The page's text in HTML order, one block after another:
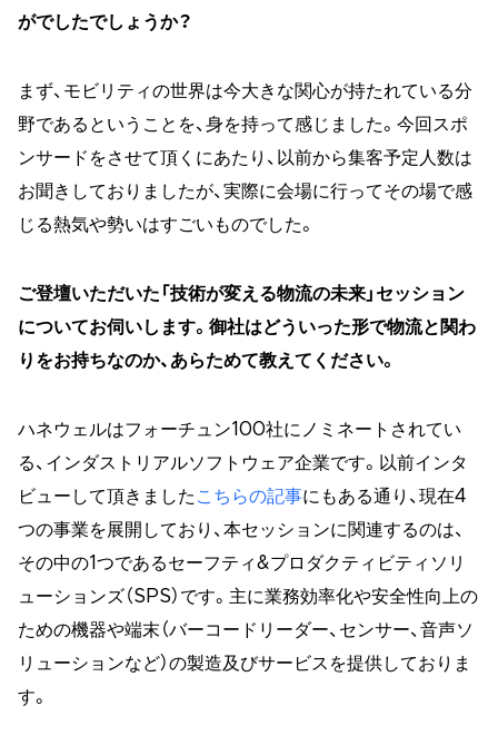
がでしたでしょうか？
まず、モビリティの世界は今大きな関心が持たれている分
野であるということを、身を持って感じました。今回スポ
ンサードをさせて頂くにあたり、以前から集客予定人数は
お聞きしておりましたが、実際に会場に行ってその場で感
じる熱気や勢いはすごいものでした。
ご登壇いただいた「技術が変える物流の未来」セッション
についてお伺いします。御社はどういった形で物流と関わ
りをお持ちなのか、あらためて教えてください。
ハネウェルはフォーチュン100社にノミネートされてい
る、インダストリアルソフトウェア企業です。以前インタ
ビューして頂きました こちらの記事にもある通り、現在4
つの事業を展開しており、本セッションに関連するのは、
その中の1つであるセーフティ&プロダクティビティソリ
ューションズ（SPS）です。主に業務効率化や安全性向上の
ための機器や端末（バーコードリーダー、センサー、音声ソ
リューションなど）の製造及びサービスを提供しておりま
す。